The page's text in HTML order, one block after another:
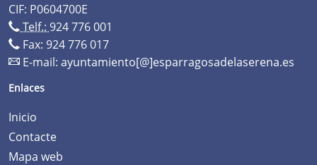
CIF: P0604700E
Telf.: 924 776 001
Fax: 924 776 017
E-mail: ayuntamiento[@]esparragosadelaserena.es
Enlaces
Inicio
Contacte
Mapa web